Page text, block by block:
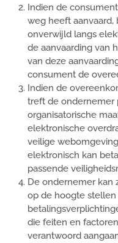
Indien de
weg heeft
onverwijld langs
de aanvaarding van
van deze
consument de
Indien de
treft de ondernemer
organisatorische
elektronische
veilige
elektronisch kan
passende
De ondernemer kan
op de hoogte
die feiten en
verantwoord